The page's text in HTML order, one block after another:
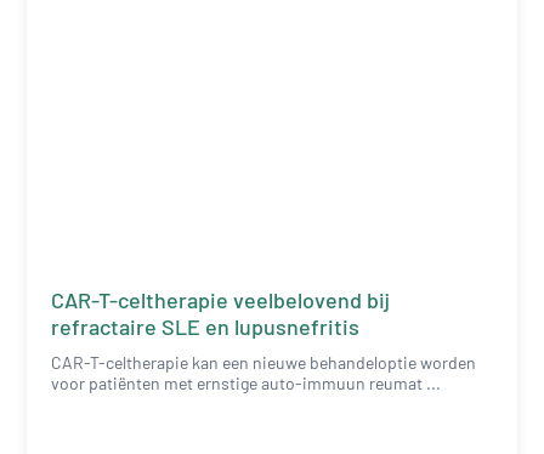
CAR-T-celtherapie veelbelovend bij
refractaire SLE en lupusnefritis
CAR-T-celtherapie kan een nieuwe behandeloptie worden
voor patiënten met ernstige auto-immuun reumat ...